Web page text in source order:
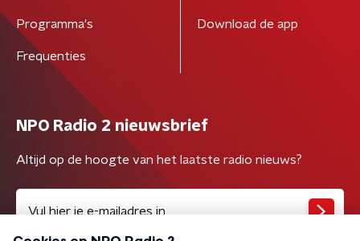
Programma's
Frequenties
Download de app
NPO Radio 2 nieuwsbrief
Altijd op de hoogte van het laatste radio nieuws?